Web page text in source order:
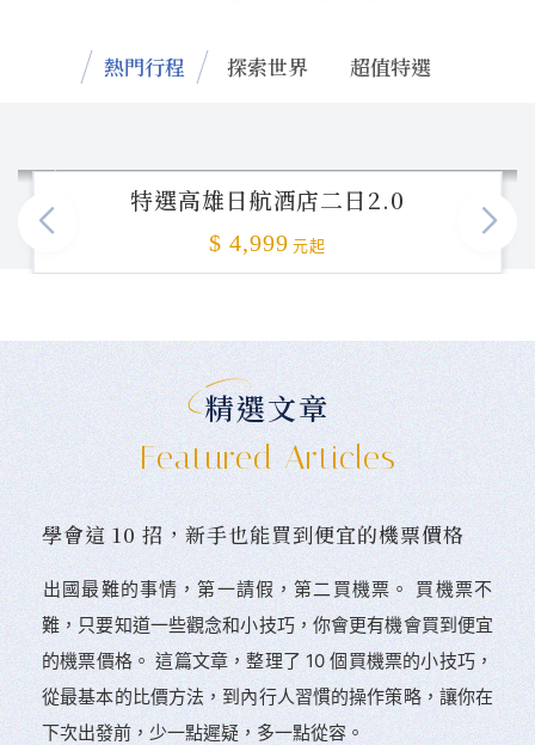
熱門行程 探索世界 超值特選
特選高雄日航酒店二日2.0
$ 4,999 元起
精選文章
Featured Articles
學會這 10 招，新手也能買到便宜的機票價格
󠀠出國最難的事情，第一請假，第二買機票。 󠀠買機票不
難，只要知道一些觀念和小技巧，你會更有機會買到便宜
的機票價格。 這篇文章，整理了 10 個買機票的小技巧，
從最基本的比價方法，到內行人習慣的操作策略，讓你在
下次出發前，少一點遲疑，多一點從容。